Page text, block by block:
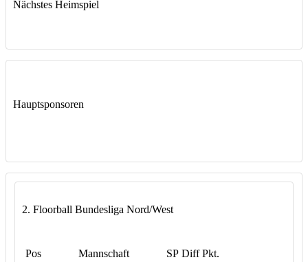
Nächstes Heimspiel
Hauptsponsoren
2. Floorball Bundesliga Nord/West
Pos Mannschaft SP Diff Pkt.